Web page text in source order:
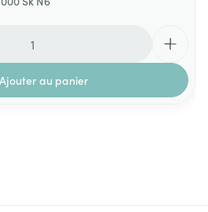
Ajouter au panier